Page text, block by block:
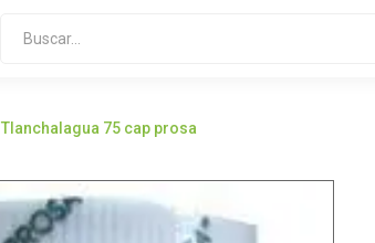
Tlanchalagua 75 cap prosa